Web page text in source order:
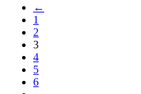
←
1
2
3
4
5
6